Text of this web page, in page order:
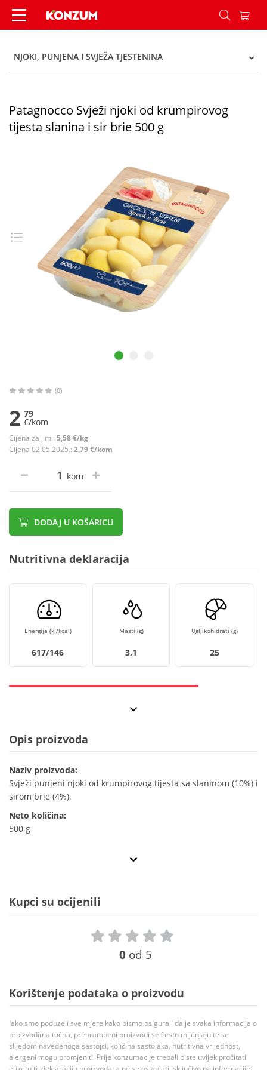
Patagnocco Svježi njoki od krumpirovog tijesta
NJOKI, PUNJENA I SVJEŽA TJESTENINA
Patagnocco Svježi njoki od krumpirovog
tijesta slanina i sir brie 500 g
(0)
2 79
€/kom
Cijena za j.m.: 5,58 €/kg
Cijena 02.05.2025.: 2,79 €/kom
kom
DODAJ U KOŠARICU
Nutritivna deklaracija
Energija (kJ/kcal)
617/146
Masti (g)
3,1
Ugljikohidrati (g)
25
Opis proizvoda
Naziv proizvoda:
Svježi punjeni njoki od krumpirovog tijesta sa slaninom (10%) i
sirom brie (4%).
Neto količina:
500 g
Kupci su ocijenili
0 od 5
Korištenje podataka o proizvodu
Iako smo poduzeli sve mjere kako bismo osigurali da je svaka informacija o
proizvodima točna, prehrambeni proizvodi se često mijenjaju te se
slijedom navedenoga sastojci, količina sastojaka, nutritivna vrijednost,
alergeni mogu promjeniti. Prije konzumacije trebali biste uvijek pročitati